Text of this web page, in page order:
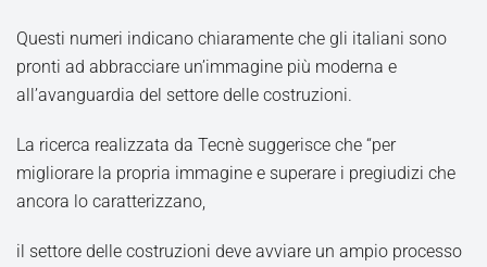
Questi numeri indicano chiaramente che gli italiani sono
pronti ad abbracciare un’immagine più moderna e
all’avanguardia del settore delle costruzioni.
La ricerca realizzata da Tecnè suggerisce che “per
migliorare la propria immagine e superare i pregiudizi che
ancora lo caratterizzano,
il settore delle costruzioni deve avviare un ampio processo